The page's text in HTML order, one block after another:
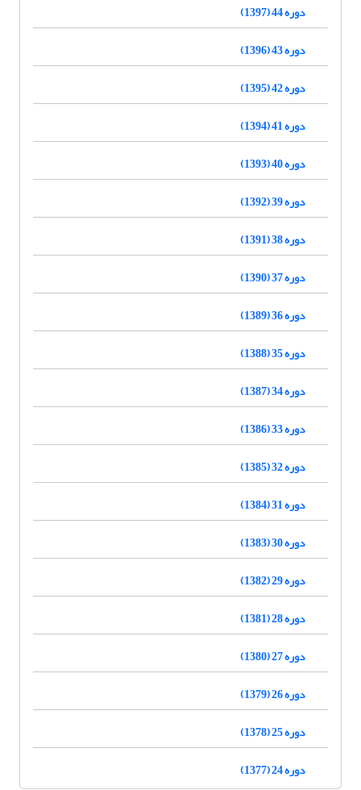
دوره 44 (1397)
دوره 43 (1396)
دوره 42 (1395)
دوره 41 (1394)
دوره 40 (1393)
دوره 39 (1392)
دوره 38 (1391)
دوره 37 (1390)
دوره 36 (1389)
دوره 35 (1388)
دوره 34 (1387)
دوره 33 (1386)
دوره 32 (1385)
دوره 31 (1384)
دوره 30 (1383)
دوره 29 (1382)
دوره 28 (1381)
دوره 27 (1380)
دوره 26 (1379)
دوره 25 (1378)
دوره 24 (1377)